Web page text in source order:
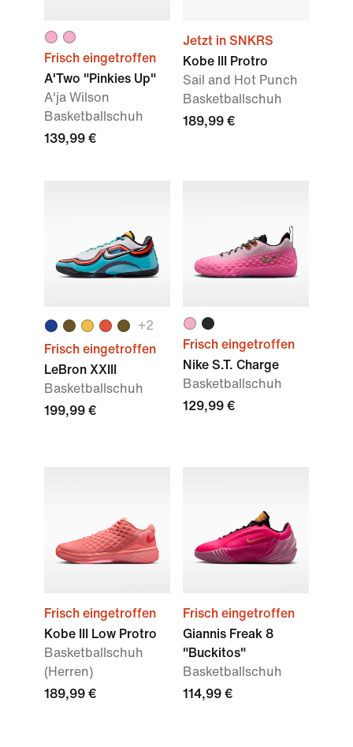
Frisch eingetroffen
A'Two "Pinkies Up"
A'ja Wilson
Basketballschuh
139,99 €
Jetzt in SNKRS
Kobe III Protro
Sail and Hot Punch
Basketballschuh
189,99 €
+2
Frisch eingetroffen
LeBron XXIII
Basketballschuh
199,99 €
Frisch eingetroffen
Nike S.T. Charge
Basketballschuh
129,99 €
Frisch eingetroffen
Kobe III Low Protro
Basketballschuh
(Herren)
189,99 €
Frisch eingetroffen
Giannis Freak 8
"Buckitos"
Basketballschuh
114,99 €